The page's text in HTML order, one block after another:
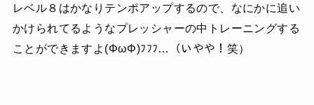
レベル８はかなりテンポアップするので、なにかに追い
かけられてるようなプレッシャーの中トレーニングする
ことができますよ(ΦωΦ)ﾌﾌﾌ…（いやや！笑）